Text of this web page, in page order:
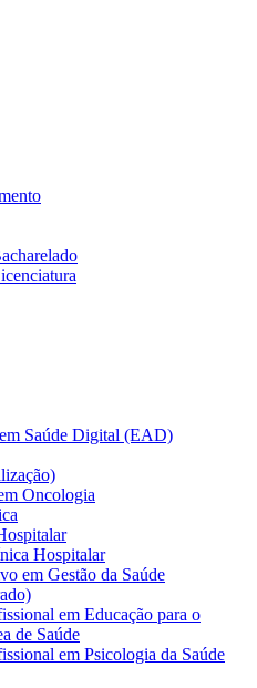
Saúde Digital (EAD)
Oncologia
Hospitalar
em Gestão da Saúde
em Educação para o
de Saúde
em Psicologia da Saúde